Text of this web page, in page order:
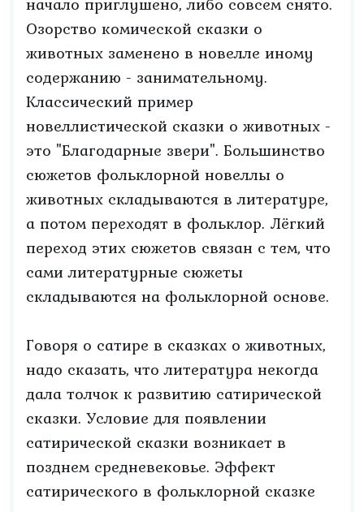
Озорство комической сказки о
животных заменено в новелле иному
содержанию - занимательному.
Классический пример
новеллистической сказки о животных -
это "Благодарные звери". Большинство
сюжетов фольклорной новеллы о
животных складываются в литературе,
а потом переходят в фольклор. Лёгкий
переход этих сюжетов связан с тем, что
сами литературные сюжеты
складываются на фольклорной основе.
Говоря о сатире в сказках о животных,
надо сказать, что литература некогда
дала толчок к развитию сатирической
сказки. Условие для появлении
сатирической сказки возникает в
позднем средневековье. Эффект
сатирического в фольклорной сказке